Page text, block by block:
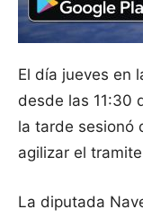
El día jueves en
desde las 11:30
la tarde sesionó
agilizar el
La diputada